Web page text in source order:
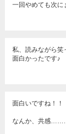
一回やめても次に
私、読みながら笑
面白かったです♪
面白いですね！！
なんか、共感